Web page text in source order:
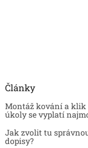
Články
Montáž kování a klik
úkoly se vyplatí
Jak zvolit tu
dopisy?